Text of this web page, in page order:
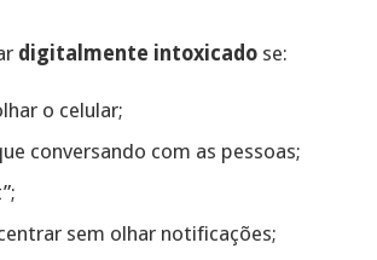
digitalmente intoxicado se:
o celular;
conversando com as pessoas;
sem olhar notificações;